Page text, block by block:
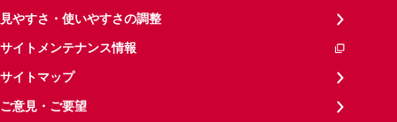
見やすさ・使いやすさの調整
サイトメンテナンス情報
サイトマップ
ご意見・ご要望